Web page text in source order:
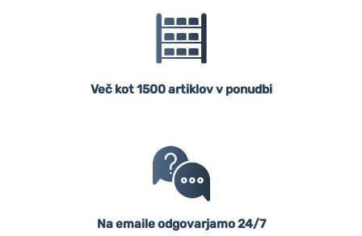
Več kot 1500 artiklov v ponudbi
Na emaile odgovarjamo 24/7